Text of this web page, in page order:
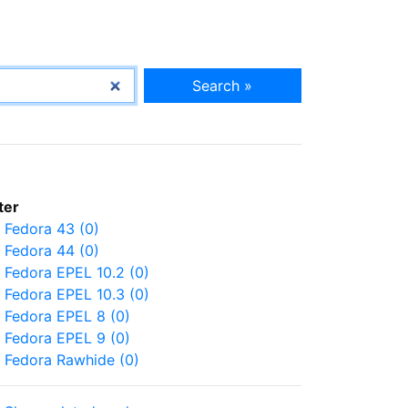
Search »
Fedora 43 (0)
Fedora 44 (0)
Fedora EPEL 10.2 (0)
Fedora EPEL 10.3 (0)
Fedora EPEL 8 (0)
Fedora EPEL 9 (0)
Fedora Rawhide (0)